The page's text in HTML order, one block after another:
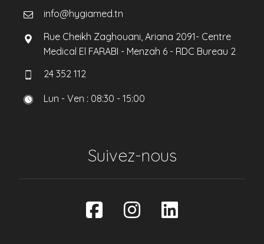
info@hygiamed.tn
Rue Cheikh Zaghouani, Ariana 2091- Centre
Medical El FARABI - Menzah 6 - RDC Bureau 2
24 352 112
Lun - Ven : 08:30 - 15:00
Suivez-nous